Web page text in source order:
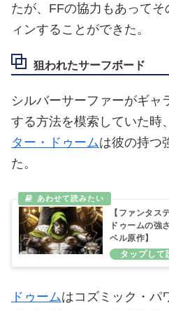
たが、FFの協力もあって
ィンすることができた。
狙われたサーフボード
シルバーサーファーがギャ
する方法を模索していた時
ター・ドゥームは彼の持つ
た。
【ファンタス
ドゥームの強
ベル原作】
ドゥームはコズミック・パ